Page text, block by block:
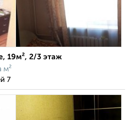
19м², 2/3 этаж
м²
7